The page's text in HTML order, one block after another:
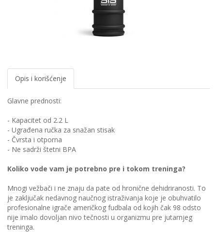
Opis i korišćenje
Glavne prednosti:
- Kapacitet od 2.2 L
- Ugrađena ručka za snažan stisak
- Čvrsta i otporna
- Ne sadrži štetni BPA
Koliko vode vam je potrebno pre i tokom treninga?
Mnogi vežbači i ne znaju da pate od hronične dehidriranosti. To
je zaključak nedavnog naučnog istraživanja koje je obuhvatilo
profesionalne igrače američkog fudbala od kojih čak 98 odsto
nije imalo dovoljan nivo tečnosti u organizmu pre jutarnjeg
treninga.